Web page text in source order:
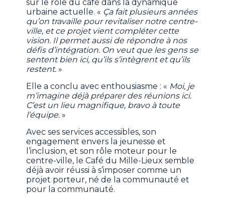
sur le rôle du café dans la dynamique
urbaine actuelle. « Ça fait plusieurs années
qu’on travaille pour revitaliser notre centre-
ville, et ce projet vient compléter cette
vision. Il permet aussi de répondre à nos
défis d’intégration. On veut que les gens se
sentent bien ici, qu’ils s’intègrent et qu’ils
restent. »
Elle a conclu avec enthousiasme : « Moi, je
m’imagine déjà préparer des réunions ici.
C’est un lieu magnifique, bravo à toute
l’équipe. »
Avec ses services accessibles, son
engagement envers la jeunesse et
l’inclusion, et son rôle moteur pour le
centre-ville, le Café du Mille-Lieux semble
déjà avoir réussi à s’imposer comme un
projet porteur, né de la communauté et
pour la communauté.